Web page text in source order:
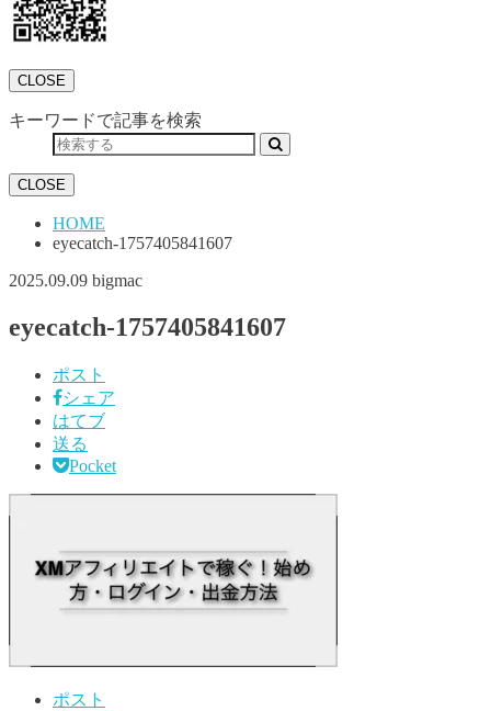
CLOSE
キーワードで記事を検索
CLOSE
HOME
eyecatch-1757405841607
2025.09.09 bigmac
eyecatch-1757405841607
ポスト
シェア
はてブ
送る
Pocket
ポスト